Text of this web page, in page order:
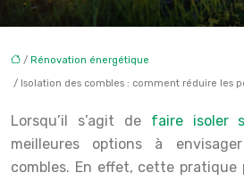
/ Rénovation énergétique
/ Isolation des combles : comment réduire les
Lorsqu’il s’agit de faire isoler
meilleures options à
combles. En effet, cette pratique